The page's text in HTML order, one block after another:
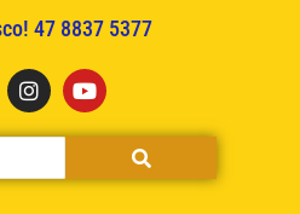
47 8837 5377